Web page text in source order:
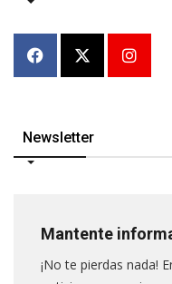
Newsletter
Mantente
¡No te pierdas nada!